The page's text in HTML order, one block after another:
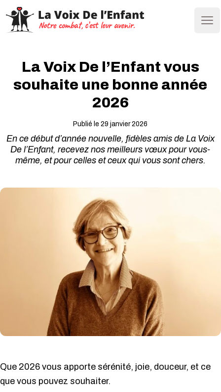
La Voix De l’Enfant vous
souhaite une bonne année
2026
Publié le 29 janvier 2026
En ce début d’année nouvelle, fidèles amis de La Voix
De l’Enfant, recevez nos meilleurs vœux pour vous-
même, et pour celles et ceux qui vous sont chers.
Que 2026 vous apporte sérénité, joie, douceur, et ce
que vous pouvez souhaiter.